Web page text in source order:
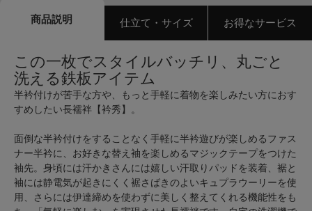
商品説明 仕立て・サイズ お得なサービス
この一枚でスタイルバッチリ、丸ごと
洗える鉄板アイテム
半衿付けが苦手な方や、もっと手軽に着物を楽しみたい方におす
すめしたい長襦袢【衿秀】。
面倒な半衿付けをすることなく手軽に半衿遊びが楽しめるファス
ナー半衿に、お好きな替え袖を楽しめるマジックテープをつけた
袖先。身頃には汗かきさんには嬉しい汗取りパッドを装着、裾と
袖には静電気が起きにくく裾さばきのよいキュプラウーリーを使
用、さらには伊達締めを使わずに美しく整えてくれる機能性をも